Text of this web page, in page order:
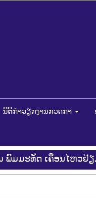
ນິຕິກໍາວຽກງານກວດກາ
ພົມມະທັດ ເຄື່ອນໄຫວຢ້